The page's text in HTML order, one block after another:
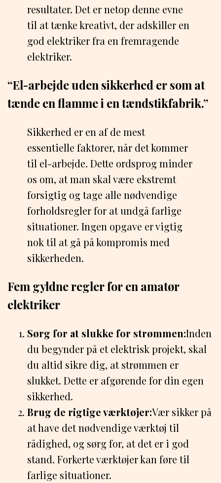
resultater. Det er netop denne evne
til at tænke kreativt, der adskiller en
god elektriker fra en fremragende
elektriker.
“El-arbejde uden sikkerhed er som at
tænde en flamme i en tændstikfabrik.”
Sikkerhed er en af ​​de mest
essentielle faktorer, når det kommer
til el-arbejde. Dette ordsprog minder
os om, at man skal være ekstremt
forsigtig og tage alle nødvendige
forholdsregler for at undgå farlige
situationer. Ingen opgave er vigtig
nok til at gå på kompromis med
sikkerheden.
Fem gyldne regler for en amatør
elektriker
Sørg for at slukke for strømmen:Inden
du begynder på et elektrisk projekt, skal
du altid sikre dig, at strømmen er
slukket. Dette er afgørende for din egen
sikkerhed.
Brug de rigtige værktøjer:Vær sikker på
at have det nødvendige værktøj til
rådighed, og sørg for, at det er i god
stand. Forkerte værktøjer kan føre til
farlige situationer.